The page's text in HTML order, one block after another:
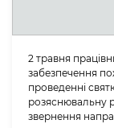
2 травня
забезпечення
проведенні
розяснювальну
звернення